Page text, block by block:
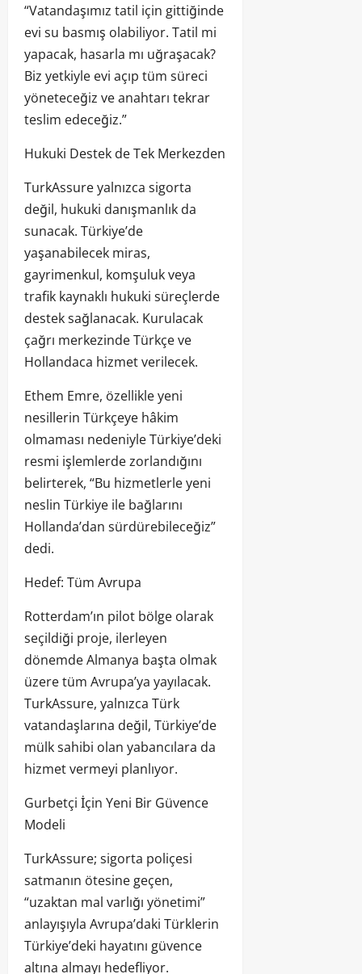
“Vatandaşımız tatil için gittiğinde
evi su basmış olabiliyor. Tatil mi
yapacak, hasarla mı uğraşacak?
Biz yetkiyle evi açıp tüm süreci
yöneteceğiz ve anahtarı tekrar
teslim edeceğiz.”
Hukuki Destek de Tek Merkezden
TurkAssure yalnızca sigorta
değil, hukuki danışmanlık da
sunacak. Türkiye’de
yaşanabilecek miras,
gayrimenkul, komşuluk veya
trafik kaynaklı hukuki süreçlerde
destek sağlanacak. Kurulacak
çağrı merkezinde Türkçe ve
Hollandaca hizmet verilecek.
Ethem Emre, özellikle yeni
nesillerin Türkçeye hâkim
olmaması nedeniyle Türkiye’deki
resmi işlemlerde zorlandığını
belirterek, “Bu hizmetlerle yeni
neslin Türkiye ile bağlarını
Hollanda’dan sürdürebileceğiz”
dedi.
Hedef: Tüm Avrupa
Rotterdam’ın pilot bölge olarak
seçildiği proje, ilerleyen
dönemde Almanya başta olmak
üzere tüm Avrupa’ya yayılacak.
TurkAssure, yalnızca Türk
vatandaşlarına değil, Türkiye’de
mülk sahibi olan yabancılara da
hizmet vermeyi planlıyor.
Gurbetçi İçin Yeni Bir Güvence
Modeli
TurkAssure; sigorta poliçesi
satmanın ötesine geçen,
“uzaktan mal varlığı yönetimi”
anlayışıyla Avrupa’daki Türklerin
Türkiye’deki hayatını güvence
altına almayı hedefliyor.